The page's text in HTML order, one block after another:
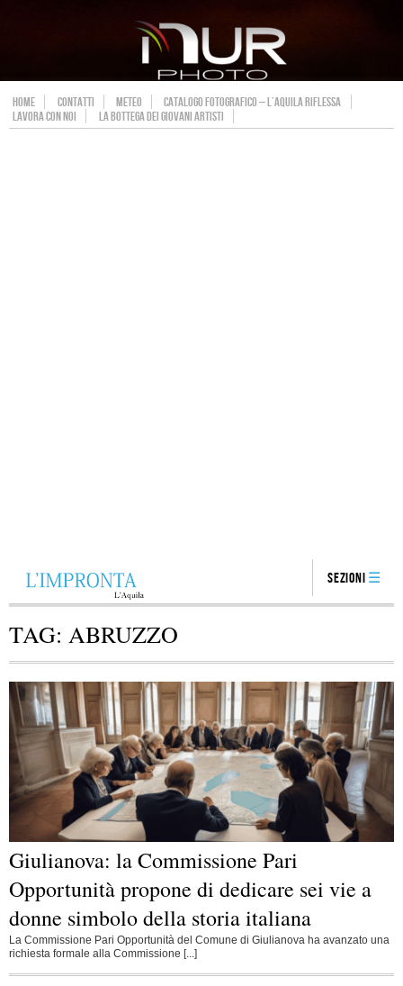
HOME CONTATTI METEO
CATALOGO FOTOGRAFICO – L’AQUILA RIFLESSA
LAVORA CON NOI
LA BOTTEGA DEI GIOVANI ARTISTI
Sezioni
TAG: ABRUZZO
Giulianova: la Commissione Pari
Opportunità propone di dedicare sei vie a
donne simbolo della storia italiana
La Commissione Pari Opportunità del Comune di Giulianova ha avanzato una
richiesta formale alla Commissione [...]